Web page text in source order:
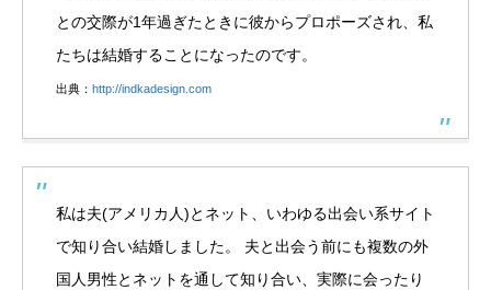
との交際が1年過ぎたときに彼からプロポーズされ、私
たちは結婚することになったのです。
出典： http://indkadesign.com
私は夫(アメリカ人)とネット、いわゆる出会い系サイト
で知り合い結婚しました。 夫と出会う前にも複数の外
国人男性とネットを通して知り合い、実際に会ったり